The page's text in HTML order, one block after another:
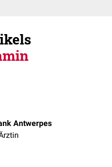
Antwerpes